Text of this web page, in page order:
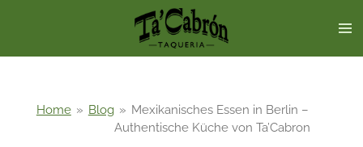
Home » Blog » Mexikanisches Essen in Berlin –
Authentische Küche von Ta’Cabron